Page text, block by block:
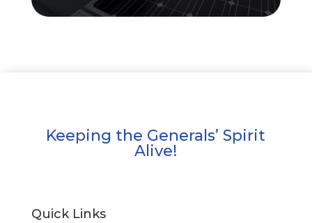
Keeping the Generals’ Spirit
Alive!
Quick Links